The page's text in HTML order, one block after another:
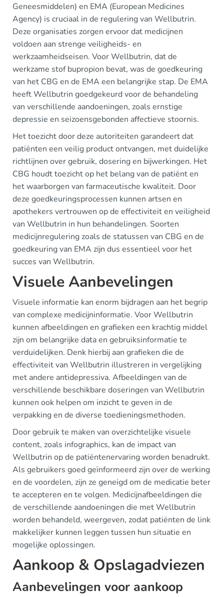
Geneesmiddelen) en EMA (European Medicines
Agency) is cruciaal in de regulering van Wellbutrin.
Deze organisaties zorgen ervoor dat medicijnen
voldoen aan strenge veiligheids- en
werkzaamheidseisen. Voor Wellbutrin, dat de
werkzame stof bupropion bevat, was de goedkeuring
van het CBG en de EMA een belangrijke stap. De EMA
heeft Wellbutrin goedgekeurd voor de behandeling
van verschillende aandoeningen, zoals ernstige
depressie en seizoensgebonden affectieve stoornis.
Het toezicht door deze autoriteiten garandeert dat
patiënten een veilig product ontvangen, met duidelijke
richtlijnen over gebruik, dosering en bijwerkingen. Het
CBG houdt toezicht op het belang van de patiënt en
het waarborgen van farmaceutische kwaliteit. Door
deze goedkeuringsprocessen kunnen artsen en
apothekers vertrouwen op de effectiviteit en veiligheid
van Wellbutrin in hun behandelingen. Soorten
medicijnregulering zoals de statussen van CBG en de
goedkeuring van EMA zijn dus essentieel voor het
succes van Wellbutrin.
Visuele Aanbevelingen
Visuele informatie kan enorm bijdragen aan het begrip
van complexe medicijninformatie. Voor Wellbutrin
kunnen afbeeldingen en grafieken een krachtig middel
zijn om belangrijke data en gebruiksinformatie te
verduidelijken. Denk hierbij aan grafieken die de
effectiviteit van Wellbutrin illustreren in vergelijking
met andere antidepressiva. Afbeeldingen van de
verschillende beschikbare doseringen van Wellbutrin
kunnen ook helpen om inzicht te geven in de
verpakking en de diverse toedieningsmethoden.
Door gebruik te maken van overzichtelijke visuele
content, zoals infographics, kan de impact van
Wellbutrin op de patiëntenervaring worden benadrukt.
Als gebruikers goed geïnformeerd zijn over de werking
en de voordelen, zijn ze geneigd om de medicatie beter
te accepteren en te volgen. Medicijnafbeeldingen die
de verschillende aandoeningen die met Wellbutrin
worden behandeld, weergeven, zodat patiënten de link
makkelijker kunnen leggen tussen hun situatie en
mogelijke oplossingen.
Aankoop & Opslagadviezen
Aanbevelingen voor aankoop